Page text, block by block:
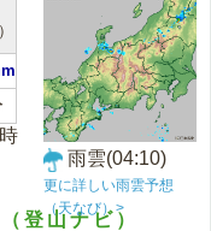
雨雲(04:10)
更に詳しい雨雲予想
（天なび）>
登山ナビ）